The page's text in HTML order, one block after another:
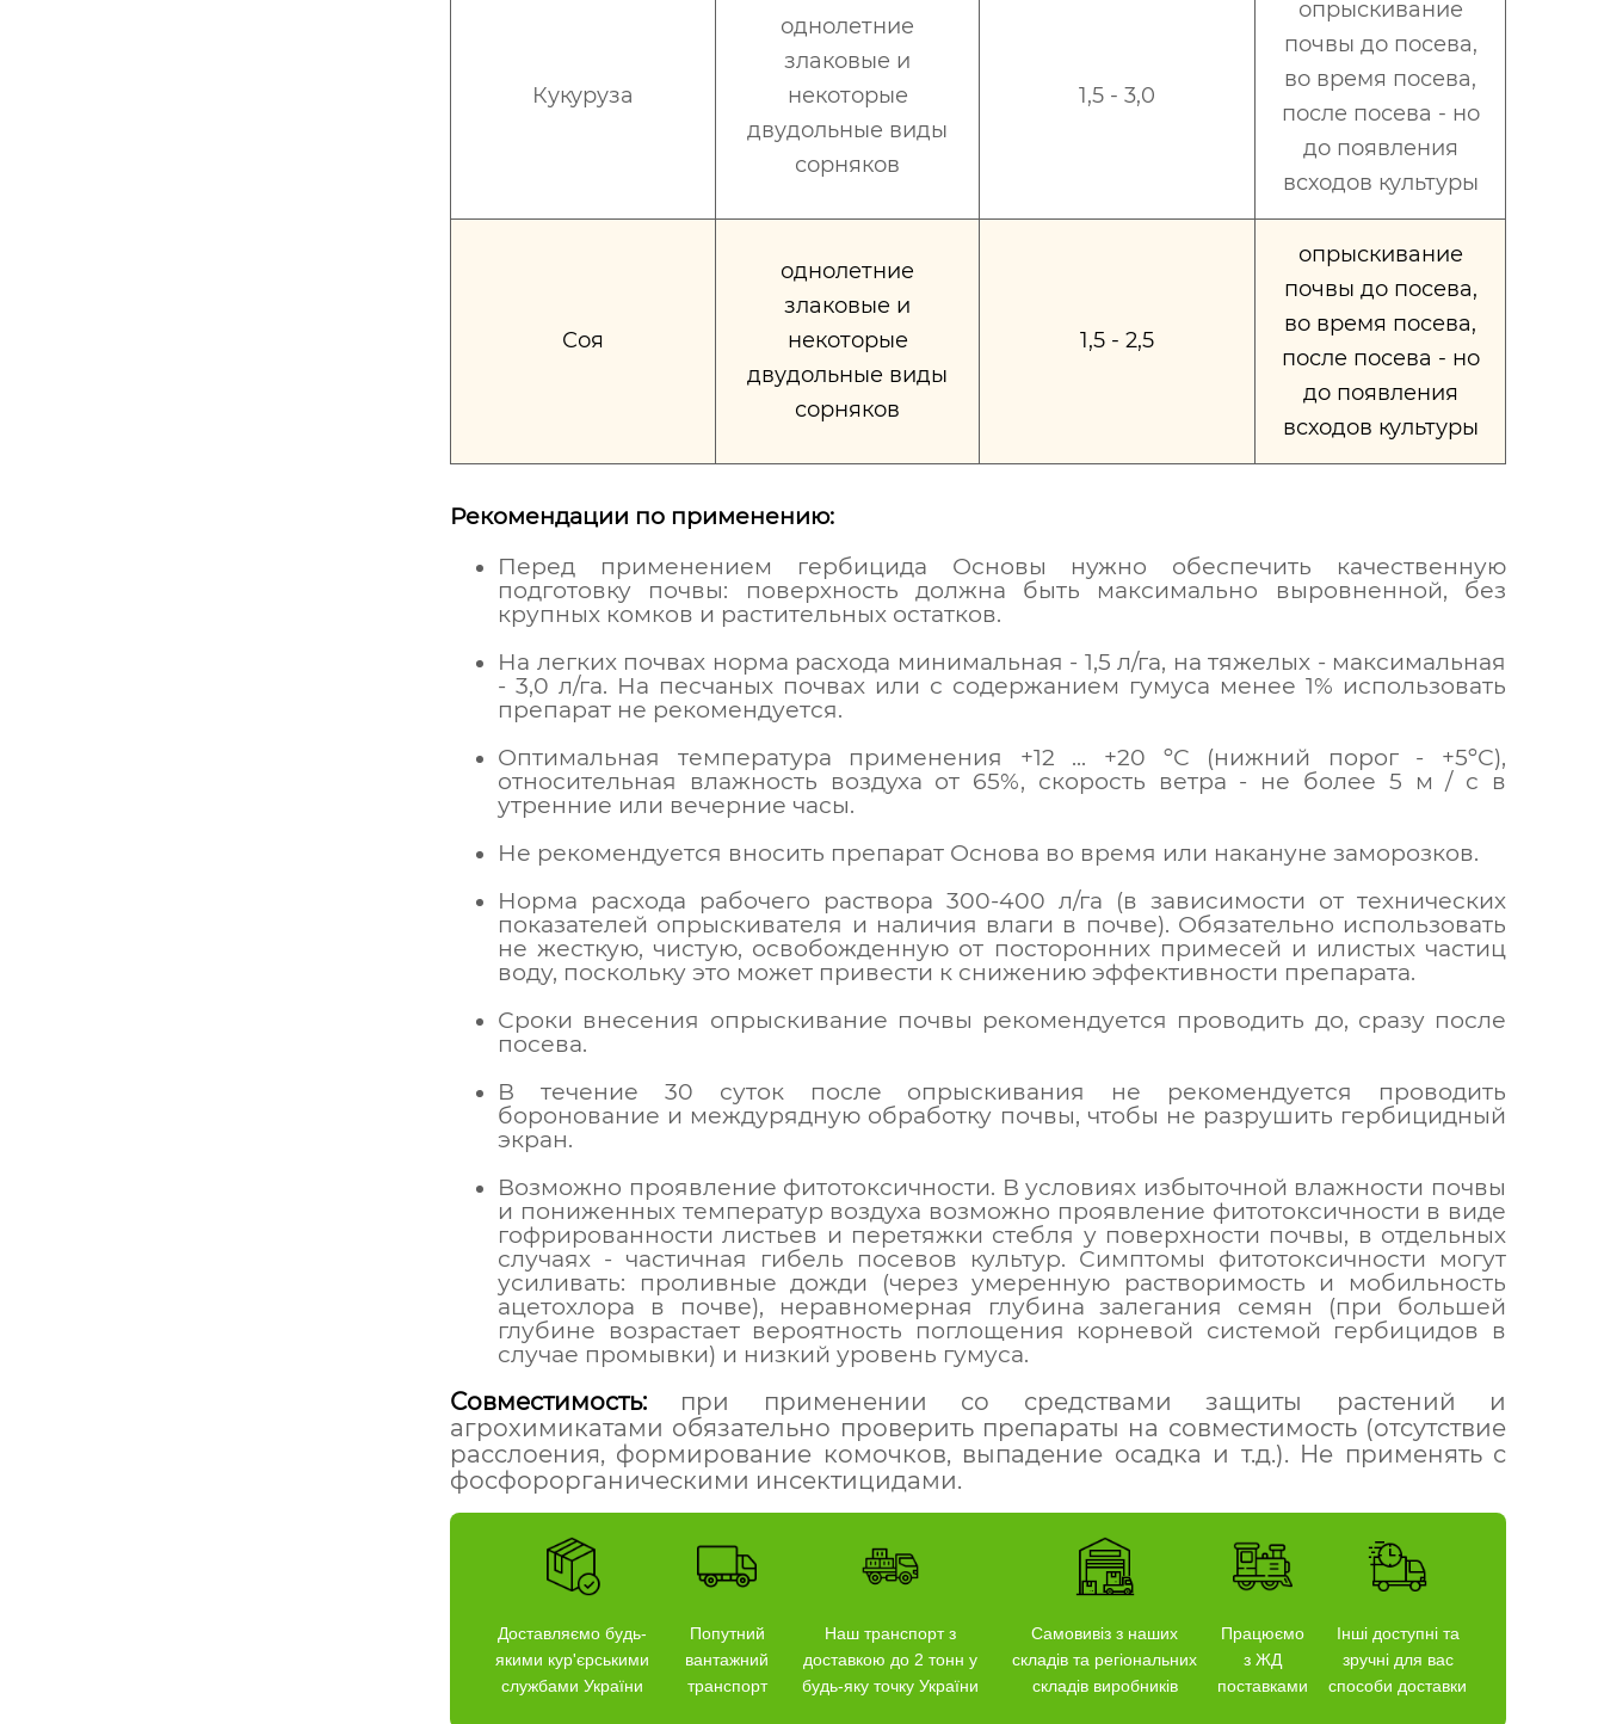
Кукуруза
однолетние
злаковые и
некоторые
двудольные виды
сорняков
1,5 - 3,0
опрыскивание
почвы до посева,
во время посева,
после посева - но
до появления
всходов культуры
Соя
однолетние
злаковые и
некоторые
двудольные виды
сорняков
1,5 - 2,5
опрыскивание
почвы до посева,
во время посева,
после посева - но
до появления
всходов культуры
Рекомендации по применению:
Перед применением гербицида Основы нужно обеспечить качественную
подготовку почвы: поверхность должна быть максимально выровненной, без
крупных комков и растительных остатков.
На легких почвах норма расхода минимальная - 1,5 л/га, на тяжелых - максимальная
- 3,0 л/га. На песчаных почвах или с содержанием гумуса менее 1% использовать
препарат не рекомендуется.
Оптимальная температура применения +12 ... +20 ºС (нижний порог - +5ºС),
относительная влажность воздуха от 65%, скорость ветра - не более 5 м / с в
утренние или вечерние часы.
Не рекомендуется вносить препарат Основа во время или накануне заморозков.
Норма расхода рабочего раствора 300-400 л/га (в зависимости от технических
показателей опрыскивателя и наличия влаги в почве). Обязательно использовать
не жесткую, чистую, освобожденную от посторонних примесей и илистых частиц
воду, поскольку это может привести к снижению эффективности препарата.
Сроки внесения опрыскивание почвы рекомендуется проводить до, сразу после
посева.
В течение 30 суток после опрыскивания не рекомендуется проводить
боронование и междурядную обработку почвы, чтобы не разрушить гербицидный
экран.
Возможно проявление фитотоксичности. В условиях избыточной влажности почвы
и пониженных температур воздуха возможно проявление фитотоксичности в виде
гофрированности листьев и перетяжки стебля у поверхности почвы, в отдельных
случаях - частичная гибель посевов культур. Симптомы фитотоксичности могут
усиливать: проливные дожди (через умеренную растворимость и мобильность
ацетохлора в почве), неравномерная глубина залегания семян (при большей
глубине возрастает вероятность поглощения корневой системой гербицидов в
случае промывки) и низкий уровень гумуса.
Совместимость: при применении со средствами защиты растений и
агрохимикатами обязательно проверить препараты на совместимость (отсутствие
расслоения, формирование комочков, выпадение осадка и т.д.). Не применять с
фосфорорганическими инсектицидами.
Доставляємо будь-
якими кур'єрськими
службами України
Попутний
вантажний
транспорт
Наш транспорт з
доставкою до 2 тонн у
будь-яку точку України
Самовивіз з наших
складів та регіональних
складів виробників
Працюємо
з ЖД
поставками
Інші доступні та
зручні для вас
способи доставки